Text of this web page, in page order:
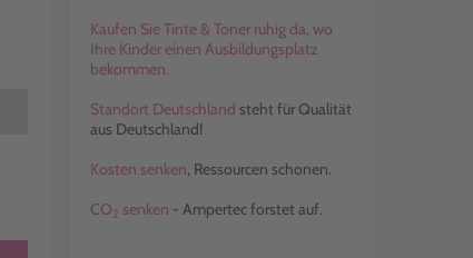
Kaufen Sie Tinte & Toner ruhig da, wo
Ihre Kinder einen Ausbildungsplatz
bekommen.
Standort Deutschland steht für Qualität
aus Deutschland!
Kosten senken, Ressourcen schonen.
CO2 senken - Ampertec forstet auf.